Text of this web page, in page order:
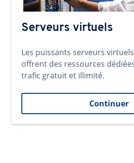
Serveurs virtuels
Les puissants serveurs
offrent des ressources
trafic gratuit et illimité.
Continuer